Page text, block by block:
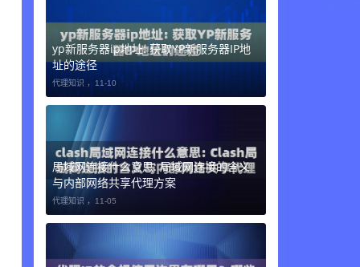
yp新服务器ip地址: 获取YP新服务器IP地
址的途径
代理知识 ， 11-10
局域网连接什么意思: 局域网连接的含义
与内部网络共享代理方案
代理知识 ， 11-05